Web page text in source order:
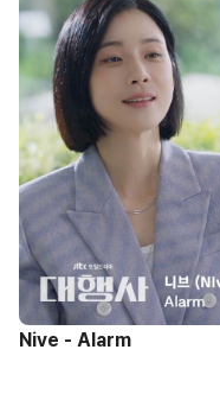
Nive - Alarm